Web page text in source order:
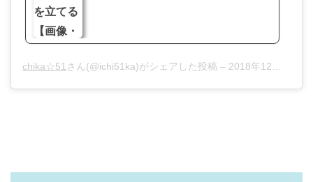
chika☆51 さん(@ichi51ka)がシェアした投稿 – 2018年12月月18日午前2時38分PST